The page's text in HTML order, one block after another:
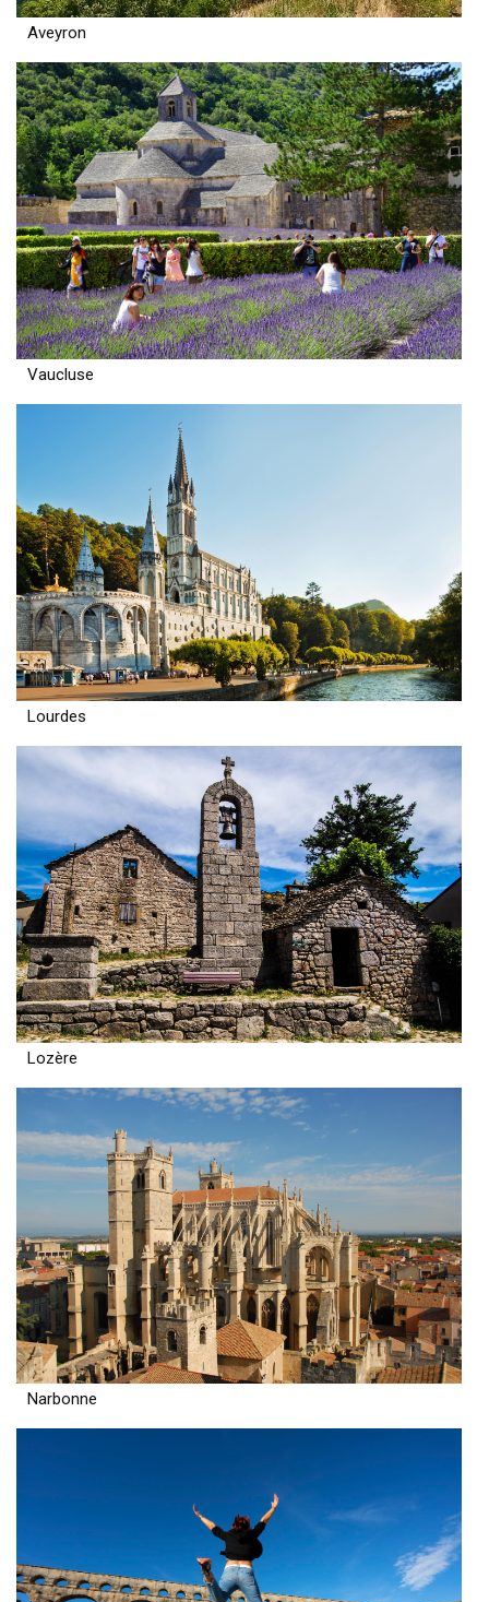
Aveyron
Vaucluse
Lourdes
Lozère
Narbonne